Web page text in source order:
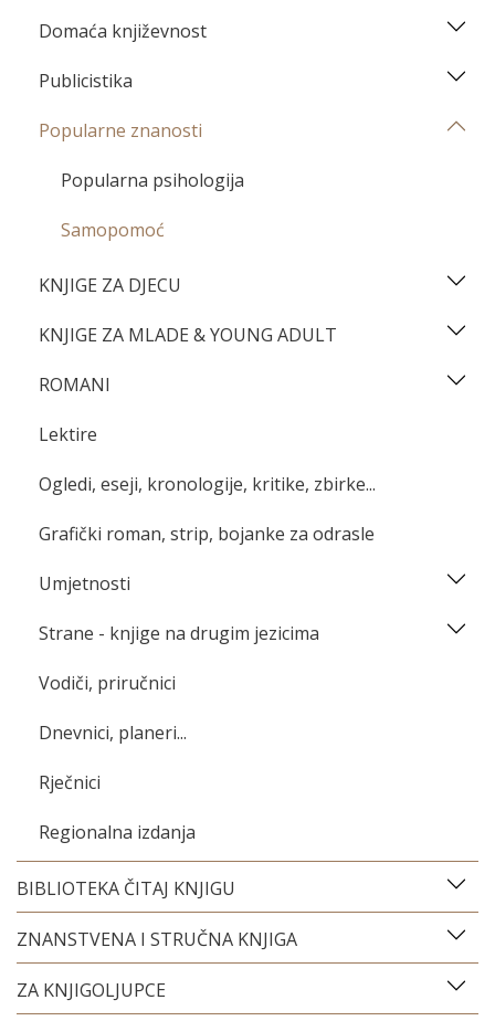
Domaća književnost
Publicistika
Popularne znanosti
Popularna psihologija
Samopomoć
KNJIGE ZA DJECU
KNJIGE ZA MLADE & YOUNG ADULT
ROMANI
Lektire
Ogledi, eseji, kronologije, kritike, zbirke...
Grafički roman, strip, bojanke za odrasle
Umjetnosti
Strane - knjige na drugim jezicima
Vodiči, priručnici
Dnevnici, planeri...
Rječnici
Regionalna izdanja
BIBLIOTEKA ČITAJ KNJIGU
ZNANSTVENA I STRUČNA KNJIGA
ZA KNJIGOLJUPCE